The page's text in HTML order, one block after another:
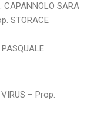
CAPANNOLO SARA
STORACE
– Prop.